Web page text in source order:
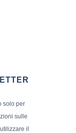
solo per
sulle
il